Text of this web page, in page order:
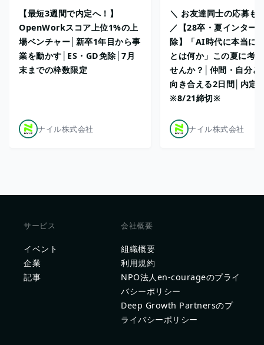
【最短3週間で内定へ！】
OpenWorkスコア上位1%の上
場ベンチャー│新卒1年目から事
業を動かす│ES・GD免除│7月
末までの枠数限定
ナイル株式会社
＼ お友達同士の応募も
／【28卒・夏インター
除】「AI時代に本当に
とは何か」この夏に考
せんか？│仲間・自分と
向き合える2日間│内定
※8/21締切※
ナイル株式会社
サービス
イベント
企業
記事
会社概要
組織概要
利用規約
NPO法人en-courageのプライ
バシーポリシー
Deep Growth Partnersのプ
ライバシーポリシー